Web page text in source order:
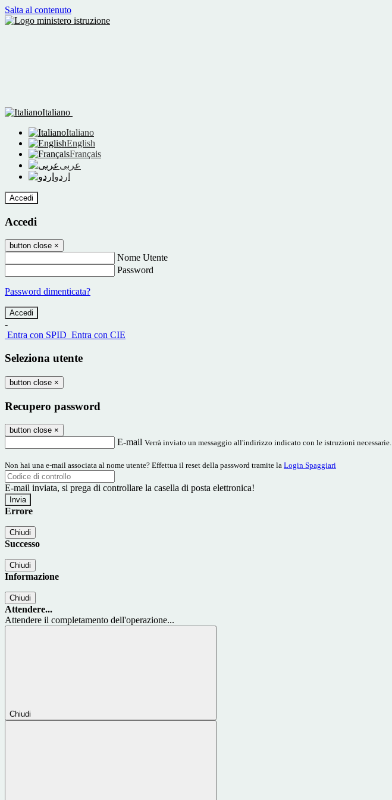
Salta al contenuto
Italiano
Italiano
English
Français
عربى
اردو
Accedi
Accedi
button close ×
Nome Utente
Password
Password dimenticata?
-
Entra con SPID Entra con CIE
Seleziona utente
button close ×
Recupero password
button close ×
E-mail Verrà inviato un messaggio all'indirizzo indicato con le istruzioni necessarie.
Non hai una e-mail associata al nome utente? Effettua il reset della password tramite la Login Spaggiari
E-mail inviata, si prega di controllare la casella di posta elettronica!
Errore
Chiudi
Successo
Chiudi
Informazione
Chiudi
Attendere...
Attendere il completamento dell'operazione...
Chiudi